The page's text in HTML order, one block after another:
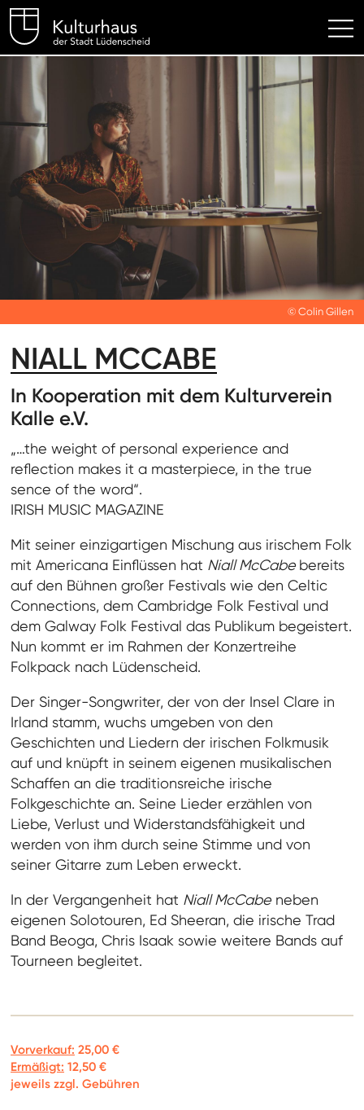
Kulturhaus Lüdenscheid
© Colin Gillen
NIALL MCCABE
In Kooperation mit dem Kulturverein
Kalle e.V.
„…the weight of personal experience and
reflection makes it a masterpiece, in the true
sence of the word“.
IRISH MUSIC MAGAZINE
Mit seiner einzigartigen Mischung aus irischem Folk
mit Americana Einflüssen hat Niall McCabebereits
auf den Bühnen großer Festivals wie den Celtic
Connections, dem Cambridge Folk Festival und
dem Galway Folk Festival das Publikum begeistert.
Nun kommt er im Rahmen der Konzertreihe
Folkpack nach Lüdenscheid.
Der Singer-Songwriter, der von der Insel Clare in
Irland stamm, wuchs umgeben von den
Geschichten und Liedern der irischen Folkmusik
auf und knüpft in seinem eigenen musikalischen
Schaffen an die traditionsreiche irische
Folkgeschichte an. Seine Lieder erzählen von
Liebe, Verlust und Widerstandsfähigkeit und
werden von ihm durch seine Stimme und von
seiner Gitarre zum Leben erweckt.
In der Vergangenheit hat Niall McCabeneben
eigenen Solotouren, Ed Sheeran, die irische Trad
Band Beoga, Chris Isaak sowie weitere Bands auf
Tourneen begleitet.
Vorverkauf: 25,00 €
Ermäßigt: 12,50 €
jeweils zzgl. Gebühren